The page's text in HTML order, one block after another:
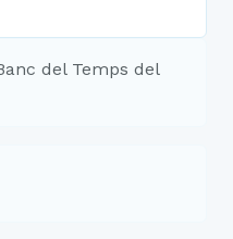
del Temps del